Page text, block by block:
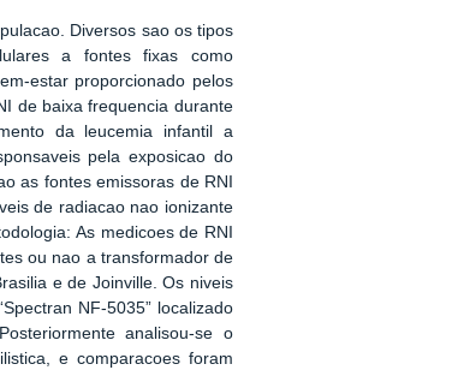
Diversos sao os tipos
a fontes fixas como
estar proporcionado pelos
de baixa frequencia durante
da leucemia infantil a
pela exposicao do
as fontes emissoras de RNI
de radiacao nao ionizante
As medicoes de RNI
ou nao a transformador de
e de Joinville. Os niveis
NF-5035” localizado
analisou-se o
e comparacoes foram